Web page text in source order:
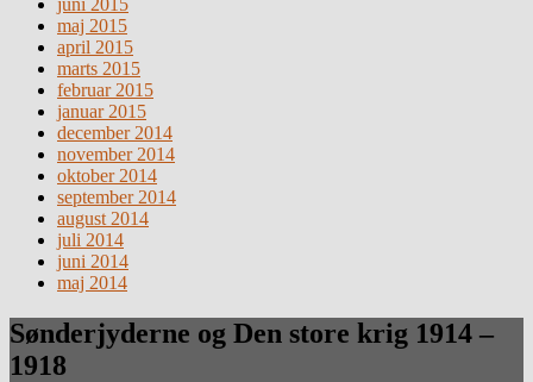
maj 2015
april 2015
marts 2015
februar 2015
januar 2015
december 2014
november 2014
oktober 2014
september 2014
august 2014
juli 2014
juni 2014
maj 2014
Sønderjyderne og Den store krig 1914 –
1918